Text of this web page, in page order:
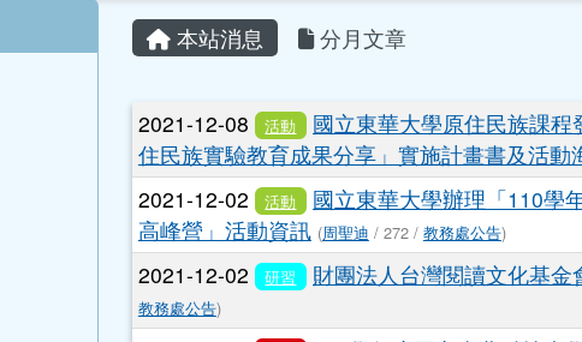
主內容區域
本站消息 分月文章
文章列表
2021-12-08 活動
國立東華大學原住民族課
住民族實驗教育成果分享」實施計畫書及活動
2021-12-02 活動
國立東華大學辦理「110學
高峰營」活動資訊 (周聖迪/ 272 /教務處公告)
2021-12-02 研習 財團法人台灣閱讀文化基
教務處公告)